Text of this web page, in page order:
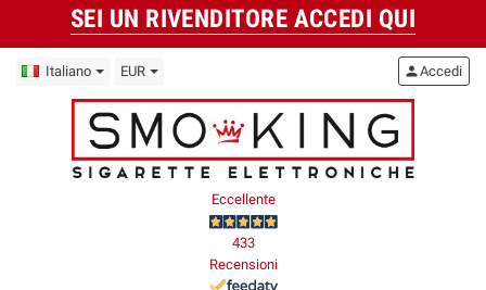
SEI UN RIVENDITORE ACCEDI QUI
Italiano EUR
Eccellente
433
Recensioni
personAccedi